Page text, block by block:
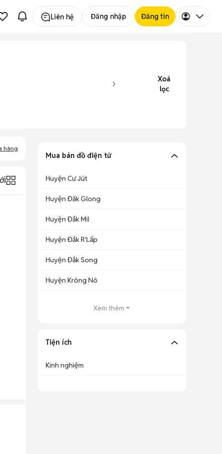
Liên hệ Đăng nhập Đăng tin
Xoá
lọc
hàng
Mua bán đồ điện tử
Huyện Cư Jút
Huyện Đăk Glong
Huyện Đắk Mil
Huyện Đắk R'Lấp
Huyện Đắk Song
Huyện Krông Nô
Xem thêm
Tiện ích
Kinh nghiệm